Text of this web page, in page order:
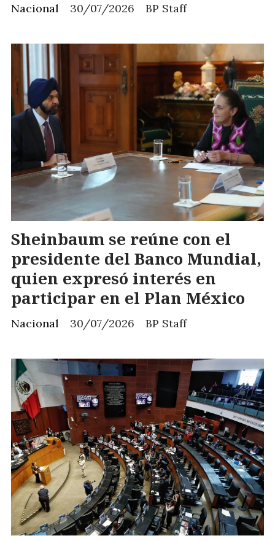
BP Staff
Nacional 30/07/2026
Sheinbaum se reúne con el
presidente del Banco Mundial,
quien expresó interés en
participar en el Plan México
BP Staff
Nacional 30/07/2026